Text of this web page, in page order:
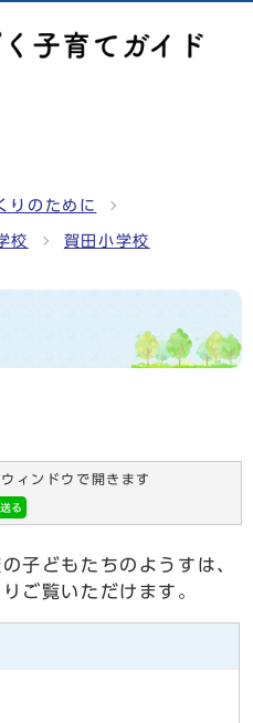
りのために
校 賀田小学校
ィンドウで開きます
子どもたちのようすは、
ご覧いただけます。